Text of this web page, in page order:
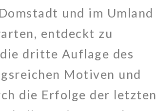
und im Umland
entdeckt zu
dritte Auflage des
Motiven und
die Erfolge der letzten